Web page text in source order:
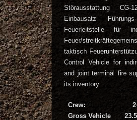
Störausstattung CG-
Einbausatz
Feuerleitstelle für
Feuer/
taktisch
Control Vehicle for
and joint terminal fire
its inventory.
Crew:
Gross Vehicle